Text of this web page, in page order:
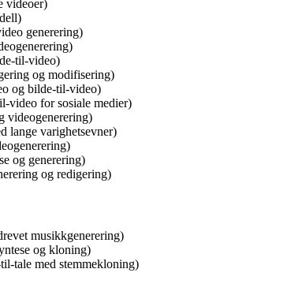
videoer)
generering)
til-video)
og modifisering)
og bilde-til-video)
video for sosiale medier)
videogenerering)
lange varighetsevner)
og generering)
og redigering)
musikkgenerering)
og kloning)
tale med stemmekloning)